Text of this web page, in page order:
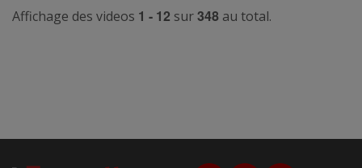
Affichage des videos 1 - 12 sur348 au total.